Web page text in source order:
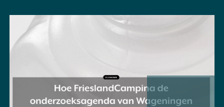
Tim Luimes, Irene van den Berg, Remy Käller,
Herpen en Mirjam van der Puijl - Artikel |